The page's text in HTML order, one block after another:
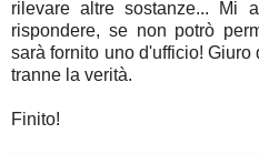
rilevare altre sostanze... Mi
rispondere, se non potrò
sarà fornito uno d'ufficio!
tranne la verità.
Finito!